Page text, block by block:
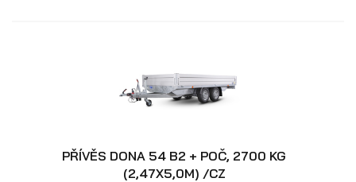
PŘÍVĚS DONA 54 B2 + POČ, 2700 KG
(2,47X5,0M) /CZ